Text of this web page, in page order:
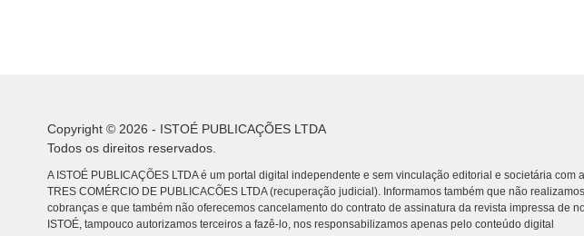
Copyright © 2026 - ISTOÉ PUBLICAÇÕES LTDA
Todos os direitos reservados.
A ISTOÉ PUBLICAÇÕES LTDA é um portal digital independente e sem vinculação editorial e societária com
TRES COMÉRCIO DE PUBLICACÕES LTDA (recuperação judicial). Informamos também que não realizamos
cobranças e que também não oferecemos cancelamento do contrato de assinatura da revista impressa de
ISTOÉ, tampouco autorizamos terceiros a fazê-lo, nos responsabilizamos apenas pelo conteúdo digital